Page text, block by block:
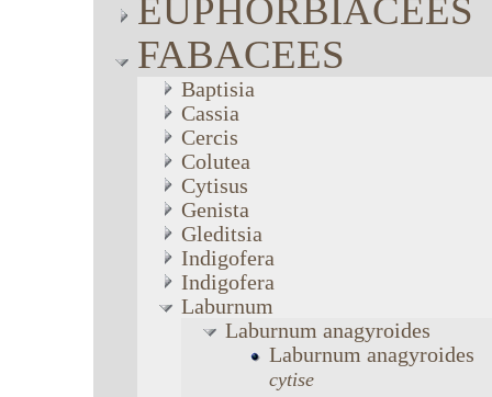
EUPHORBIACEES
FABACEES
Baptisia
Cassia
Cercis
Colutea
Cytisus
Genista
Gleditsia
Indigofera
Indigofera
Laburnum
Laburnum anagyroides
Laburnum anagyroides
cytise